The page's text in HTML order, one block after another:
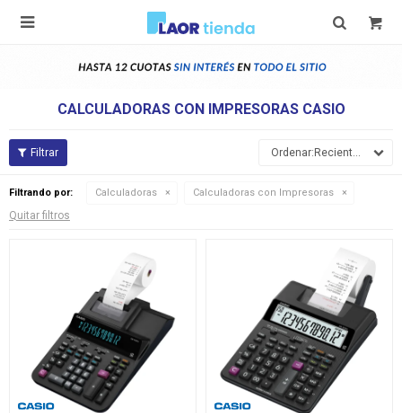

CALCULADORAS CON IMPRESORAS CASIO
Recientes
Filtrando por: Calculadoras Calculadoras con Impresoras
Quitar filtros